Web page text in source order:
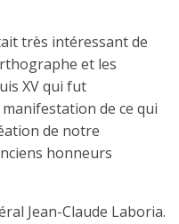
très intéressant de
et les
XV qui fut
de ce qui
de notre
honneurs
Jean-Claude Laboria.